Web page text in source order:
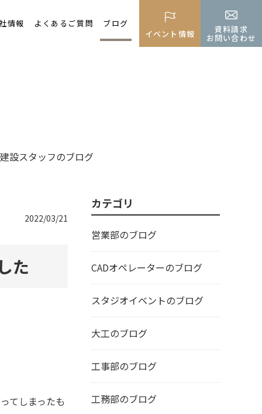
情報 よくあるご質問
ブログ
イベント情報
資料請求
お問い合わせ
設スタッフのブログ
2022/03/21
た
てしまったも
カテゴリ
営業部のブログ
CADオペレーターのブログ
スタジオイベントのブログ
大工のブログ
工事部のブログ
工務部のブログ